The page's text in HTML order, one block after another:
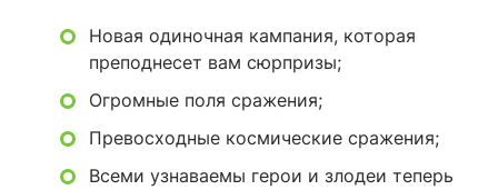
Новая одиночная кампания, которая
преподнесет вам сюрпризы;
Огромные поля сражения;
Превосходные космические сражения;
Всеми узнаваемы герои и злодеи теперь